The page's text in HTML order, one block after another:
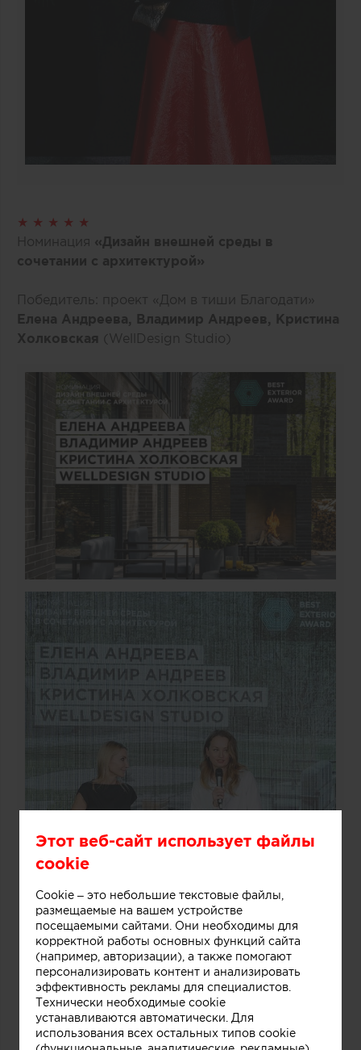
★ ★ ★ ★ ★
Номинация «Дизайн внешней среды в
сочетании с архитектурой»
Победитель: проект «Дом в тиши Благодати»
Елена Андреева, Владимир Андреев, Кристина
Холковская (WellDesign Studio)
Этот веб-сайт использует файлы
cookie
Cookie – это небольшие текстовые файлы,
размещаемые на вашем устройстве
посещаемыми сайтами. Они необходимы для
корректной работы основных функций сайта
(например, авторизации), а также помогают
персонализировать контент и анализировать
эффективность рекламы для специалистов.
Технически необходимые cookie
устанавливаются автоматически. Для
использования всех остальных типов cookie